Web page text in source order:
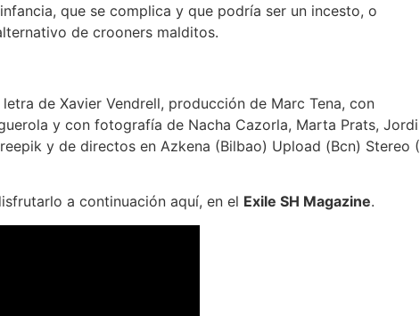
que se complica y que podría ser un incesto, o
de crooners malditos.
de Xavier Vendrell, producción de Marc Tena, con
y con fotografía de Nacha Cazorla, Marta Prats, Jordi
y de directos en Azkena (Bilbao) Upload (Bcn) Stereo (
a continuación aquí, en el Exile SH Magazine.